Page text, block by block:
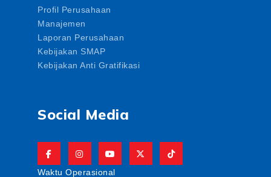
Profil Perusahaan
Manajemen
Laporan Perusahaan
Kebijakan SMAP
Kebijakan Anti Gratifikasi
Social Media
Waktu Operasional